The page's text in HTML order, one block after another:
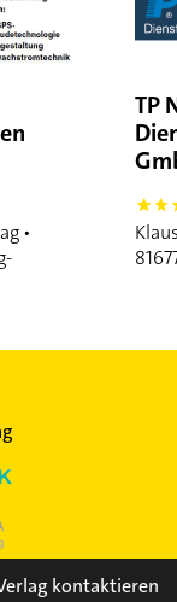
•
TP
5
kontaktieren